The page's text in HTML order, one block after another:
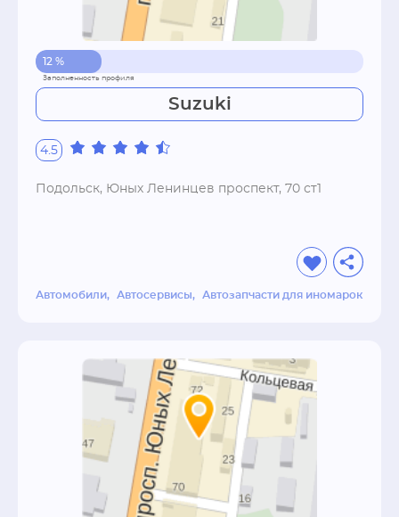
12 %
Suzuki
4.5
Подольск, Юных Ленинцев проспект, 70 ст1
Автомобили Автосервисы Автозапчасти для иномарок